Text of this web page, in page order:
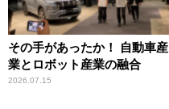
その手があったか！ 自動車産
業とロボット産業の融合
2026.07.15